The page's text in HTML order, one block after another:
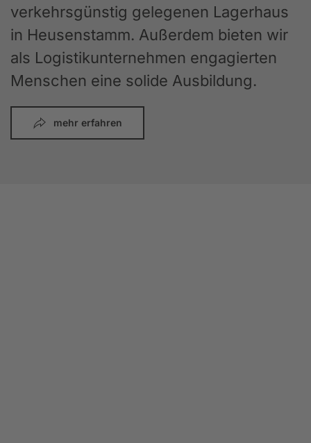
verkehrsgünstig gelegenen Lagerhaus
in Heusenstamm. Außerdem bieten wir
als Logistikunternehmen engagierten
Menschen eine solide Ausbildung.
mehr erfahren